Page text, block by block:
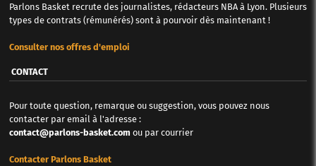
Parlons Basket recrute des journalistes, rédacteurs NBA à Lyon. Plusieurs
types de contrats (rémunérés) sont à pourvoir dès maintenant !
Consulter nos offres d'emploi
CONTACT
Pour toute question, remarque ou suggestion, vous pouvez nous
contacter par email à l'adresse :
contact@parlons-basket.com ou par courrier
Contacter Parlons Basket